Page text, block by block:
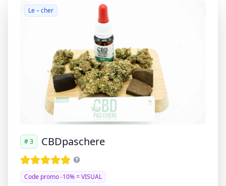
Le – cher
# 3 CBDpaschere
Code promo -10% = VISUAL